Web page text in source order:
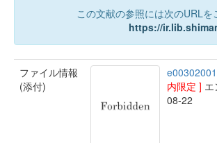
この文献の参照には次のURLを
https://
ファイル情報
(添付)
内限定 ]
08-22